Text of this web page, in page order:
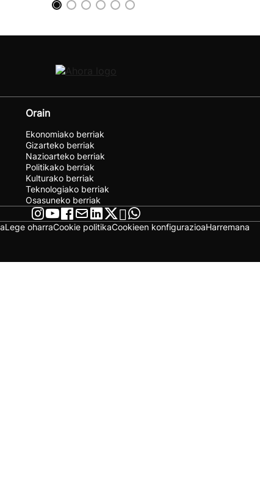
Orain
Ekonomiako berriak
Gizarteko berriak
Nazioarteko berriak
Politikako berriak
Kulturako berriak
Teknologiako berriak
Osasuneko berriak
Lege oharraCookie politikaCookieen konfigurazioaHarremana